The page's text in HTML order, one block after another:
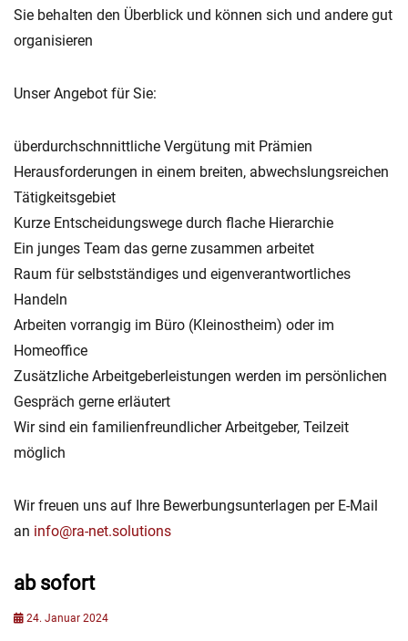
Sie behalten den Überblick und können sich und andere gut
organisieren
Unser Angebot für Sie:
überdurchschnnittliche Vergütung mit Prämien
Herausforderungen in einem breiten, abwechslungsreichen
Tätigkeitsgebiet
Kurze Entscheidungswege durch flache Hierarchie
Ein junges Team das gerne zusammen arbeitet
Raum für selbstständiges und eigenverantwortliches
Handeln
Arbeiten vorrangig im Büro (Kleinostheim) oder im
Homeoffice
Zusätzliche Arbeitgeberleistungen werden im persönlichen
Gespräch gerne erläutert
Wir sind ein familienfreundlicher Arbeitgeber, Teilzeit
möglich
Wir freuen uns auf Ihre Bewerbungsunterlagen per E-Mail
an info@ra-net.solutions
Categories
a
ab sofort
Posted
24. Januar 2024